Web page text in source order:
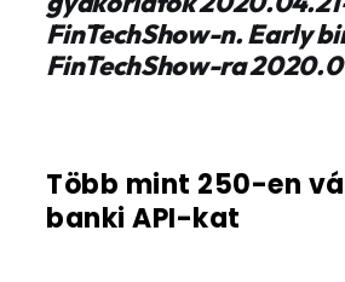
FinTechShow-n. Early
FinTechShow-ra
Több mint 250-en
banki API-kat